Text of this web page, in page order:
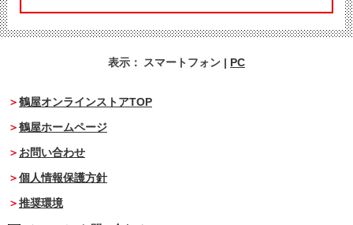
表示： スマートフォン | PC
鶴屋オンラインストアTOP
鶴屋ホームページ
お問い合わせ
個人情報保護方針
推奨環境